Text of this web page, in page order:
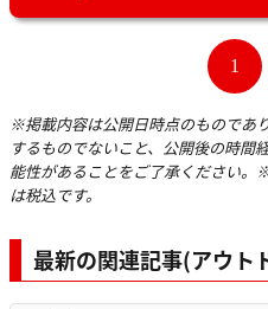
1
※掲載内容は公開日時点のものであ
するものでないこと、公開後の時間
能性があることをご了承ください
は税込です。
最新の関連記事(アウト